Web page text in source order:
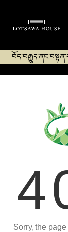
Sorry, the